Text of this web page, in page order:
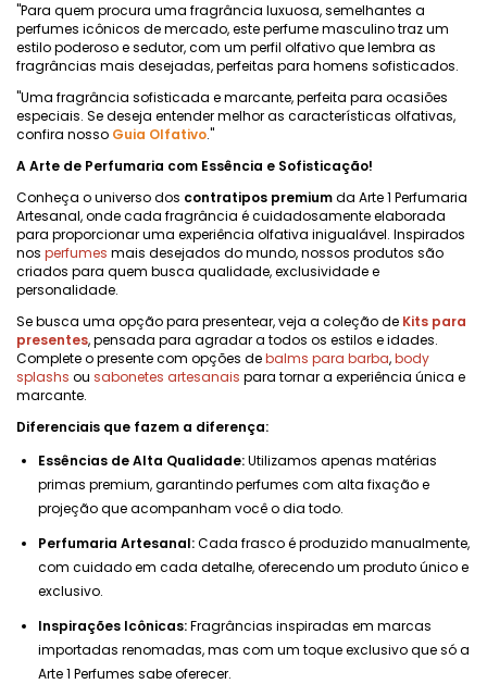
"Para quem procura uma fragrância luxuosa, semelhantes a
perfumes icônicos de mercado, este perfume masculino traz um
estilo poderoso e sedutor, com um perfil olfativo que lembra as
fragrâncias mais desejadas, perfeitas para homens sofisticados.
"Uma fragrância sofisticada e marcante, perfeita para ocasiões
especiais. Se deseja entender melhor as características olfativas,
confira nosso Guia Olfativo."
A Arte de Perfumaria com Essência e Sofisticação!
Conheça o universo dos contratipos premiumda Arte 1 Perfumaria
Artesanal, onde cada fragrância é cuidadosamente elaborada
para proporcionar uma experiência olfativa inigualável. Inspirados
nos perfumes mais desejados do mundo, nossos produtos são
criados para quem busca qualidade, exclusividade e
personalidade.
Se busca uma opção para presentear, veja a coleção de Kits para
presentes, pensada para agradar a todos os estilos e idades.
Complete o presente com opções debalms para barba,body
splashs ou sabonetes artesanais para tornar a experiência única e
marcante.
Diferenciais que fazem a diferença:
Essências de Alta Qualidade:Utilizamos apenas matérias
primas premium, garantindo perfumes com alta fixação e
projeção que acompanham você o dia todo.
Perfumaria Artesanal:Cada frasco é produzido manualmente,
com cuidado em cada detalhe, oferecendo um produto único e
exclusivo.
Inspirações Icônicas:Fragrâncias inspiradas em marcas
importadas renomadas, mas com um toque exclusivo que só a
Arte 1 Perfumes sabe oferecer.